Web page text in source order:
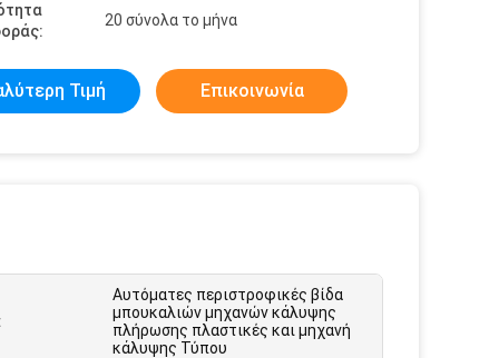
20 σύνολα το μήνα
Τιμή Επικοινωνία
Αυτόματες περιστροφικές βίδα
μπουκαλιών μηχανών κάλυψης
πλήρωσης πλαστικές και μηχανή
κάλυψης Τύπου